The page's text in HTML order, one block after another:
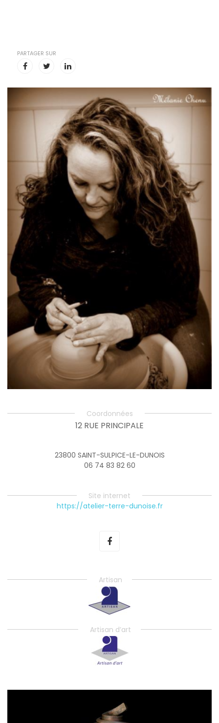
Coordonnées
12 RUE PRINCIPALE
23800 SAINT-SULPICE-LE-DUNOIS
06 74 83 82 60
Site internet
https://atelier-terre-dunoise.fr
Artisan
Artisan d’art
PARTAGER SUR